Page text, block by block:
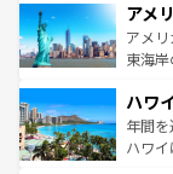
ンツ一
の建
博物
こと
ば市内
着の
アメ
アメ
東海
のよ
ンメ
西部
ハワ
年間
ハワ